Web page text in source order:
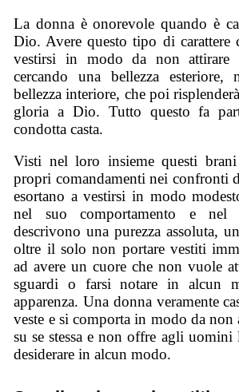
La donna è onorevole quando è
Dio. Avere questo tipo di carattere
vestirsi in modo da non attirare
cercando una bellezza esteriore,
bellezza interiore, che poi
gloria a Dio. Tutto questo fa
condotta casta.
Visti nel loro insieme questi
propri comandamenti nei confronti
esortano a vestirsi in modo
nel suo comportamento e nel
descrivono una purezza assoluta,
oltre il solo non portare vestiti
ad avere un cuore che non vuole
sguardi o farsi notare in alcun
apparenza. Una donna veramente
veste e si comporta in modo da non
su se stessa e non offre agli uomini
desiderare in alcun modo.